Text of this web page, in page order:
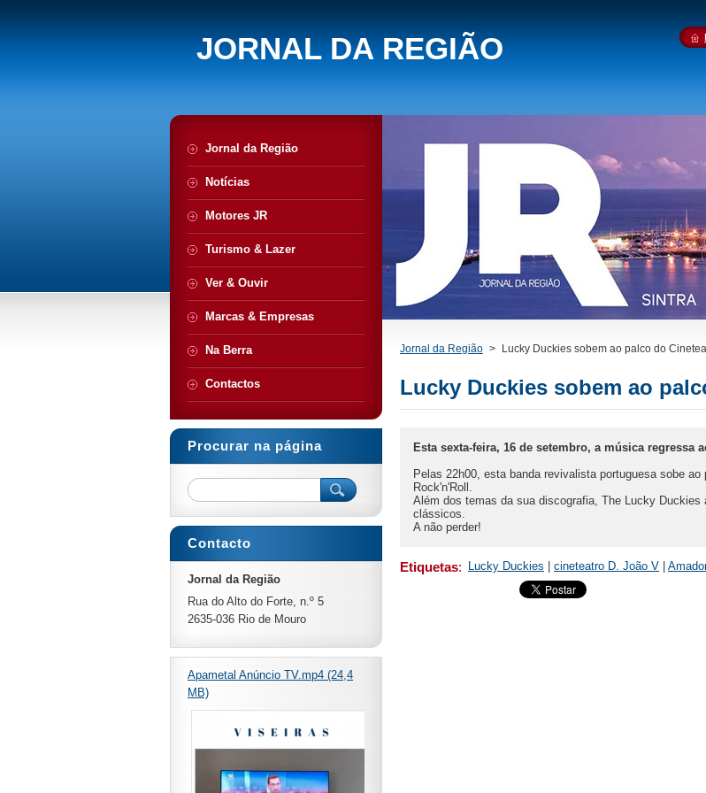
JORNAL DA REGIÃO
Jornal da Região > Lucky Duckies sobem ao palco do
Lucky Duckies sobem ao
Esta sexta-feira, 16 de setembro, a música regressa
Pelas 22h00, esta banda revivalista portuguesa sobe
Rock'n'Roll.
Além dos temas da sua discografia, The Lucky
clássicos.
A não perder!
Etiquetas: Lucky Duckies cineteatro D. João V
Jornal da Região
Notícias
Motores JR
Turismo & Lazer
Ver & Ouvir
Marcas & Empresas
Na Berra
Contactos
Procurar na página
Contacto
Jornal da Região
Rua do Alto do Forte, n.º 5
2635-036 Rio de Mouro
Apametal Anúncio TV.mp4 (24,4
MB)